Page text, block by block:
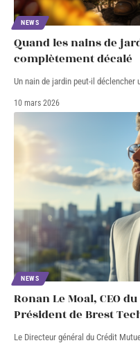
NEWS
Quand les nains de
complètement décalé
Un nain de jardin peut-il déclencher
10 mars 2026
NEWS
Ronan Le Moal, CEO
Président de Brest
Le Directeur général du Crédit